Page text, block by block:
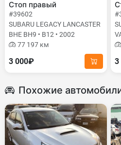
Стоп правый
#39602
SUBARU LEGACY LANCASTER
BHE BH9 • B12 • 2002
77 197 км
3 000₽ 3
Похожие